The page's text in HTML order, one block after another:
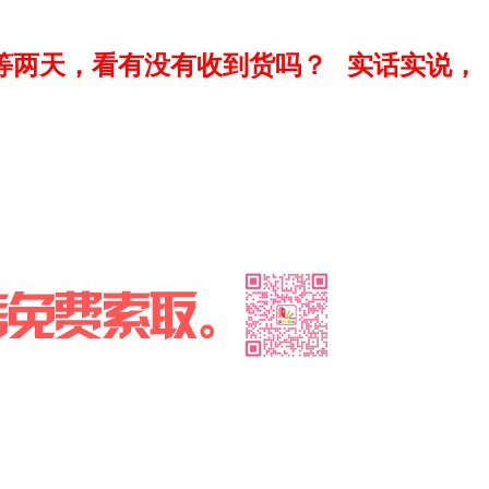
天，看有没有收到货吗？ 实话实说，